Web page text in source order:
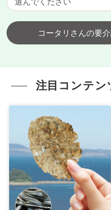
コータリさんの要
注目コンテン